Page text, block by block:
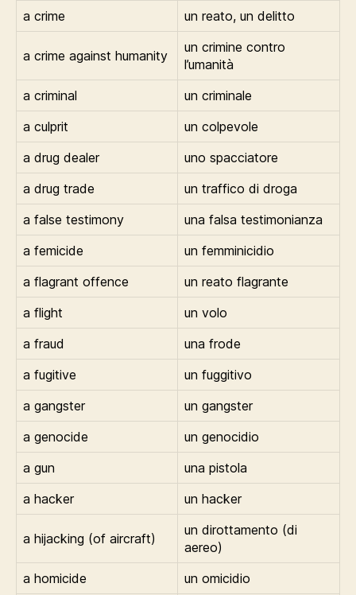
a crime
un reato, un delitto
a crime against humanity
un crimine contro
l’umanità
a criminal
un criminale
a culprit
un colpevole
a drug dealer
uno spacciatore
a drug trade
un traffico di droga
a false testimony
una falsa testimonianza
a femicide
un femminicidio
a flagrant offence
un reato flagrante
a flight
un volo
a fraud
una frode
a fugitive
un fuggitivo
a gangster
un gangster
a genocide
un genocidio
a gun
una pistola
a hacker
un hacker
a hijacking (of aircraft)
un dirottamento (di
aereo)
a homicide
un omicidio